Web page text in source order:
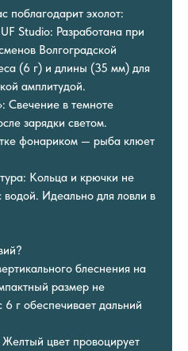
поблагодарит эхолот:
Studio: Разработана при
Волгоградской
(6 г) и длины (35 мм) для
амплитудой.
Свечение в темноте
зарядки светом.
фонариком — рыба клюет
Кольца и крючки не
Идеально для ловли в
блеснения на
размер не
6 г обеспечивает дальний
цвет провоцирует